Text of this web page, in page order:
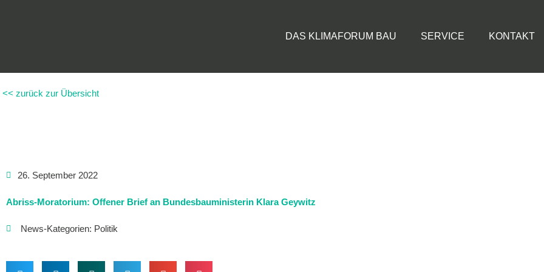
DAS KLIMAFORUM BAU SERVICE KONTAKT
<< zurück zur Übersicht
26. September 2022
Abriss-Moratorium: Offener Brief an Bundesbauministerin Klara Geywitz
News-Kategorien: Politik